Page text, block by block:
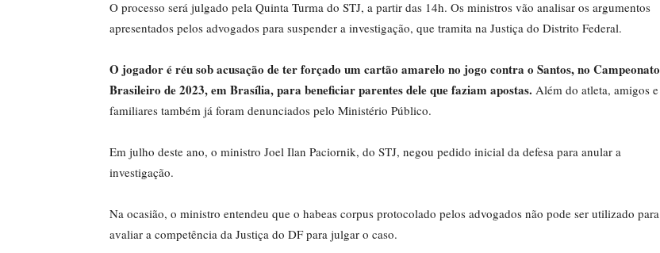
O processo será julgado pela Quinta Turma do STJ, a partir das 14h. Os ministros vão analisar os argumentos
apresentados pelos advogados para suspender a investigação, que tramita na Justiça do Distrito Federal.
O jogador é réu sob acusação de ter forçado um cartão amarelo no jogo contra o Santos, no Campeonato
Brasileiro de 2023, em Brasília, para beneficiar parentes dele que faziam apostas. Além do atleta, amigos e
familiares também já foram denunciados pelo Ministério Público.
Em julho deste ano, o ministro Joel Ilan Paciornik, do STJ, negou pedido inicial da defesa para anular a
investigação.
Na ocasião, o ministro entendeu que o habeas corpus protocolado pelos advogados não pode ser utilizado para
avaliar a competência da Justiça do DF para julgar o caso.